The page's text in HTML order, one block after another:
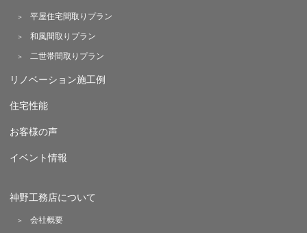
平屋住宅間取りプラン
和風間取りプラン
二世帯間取りプラン
リノベーション施工例
住宅性能
お客様の声
イベント情報
神野工務店について
会社概要